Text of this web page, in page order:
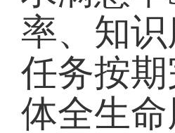
率、知
任务按
体全生